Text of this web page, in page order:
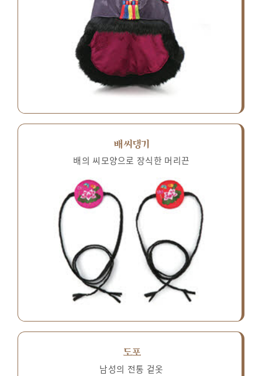
배씨댕기
배의 씨모양으로 장식한 머리끈
도포
남성의 전통 겉옷